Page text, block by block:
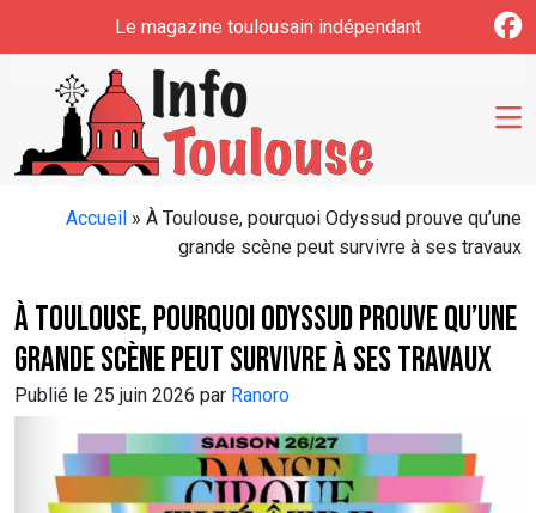
Le magazine toulousain indépendant
Accueil » À Toulouse, pourquoi Odyssud prouve qu’une
grande scène peut survivre à ses travaux
À Toulouse, pourquoi Odyssud prouve qu’une
grande scène peut survivre à ses travaux
Publié le 25 juin 2026 par Ranoro